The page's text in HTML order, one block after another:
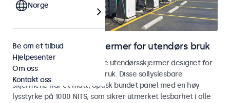
Skjermer og touchskjermer for utendørs bruk
Utforsk våre værbestandige utendørsskjermer designet for
industriell og kommersiell bruk. Disse sollyslesbare
skjermene har et matt, optisk bundet panel med en høy
lysstyrke på 1000 NITS, som sikrer utmerket lesbarhet i alle
Norge
Be om et tilbud
Hjelpesenter
Om oss
Kontakt oss